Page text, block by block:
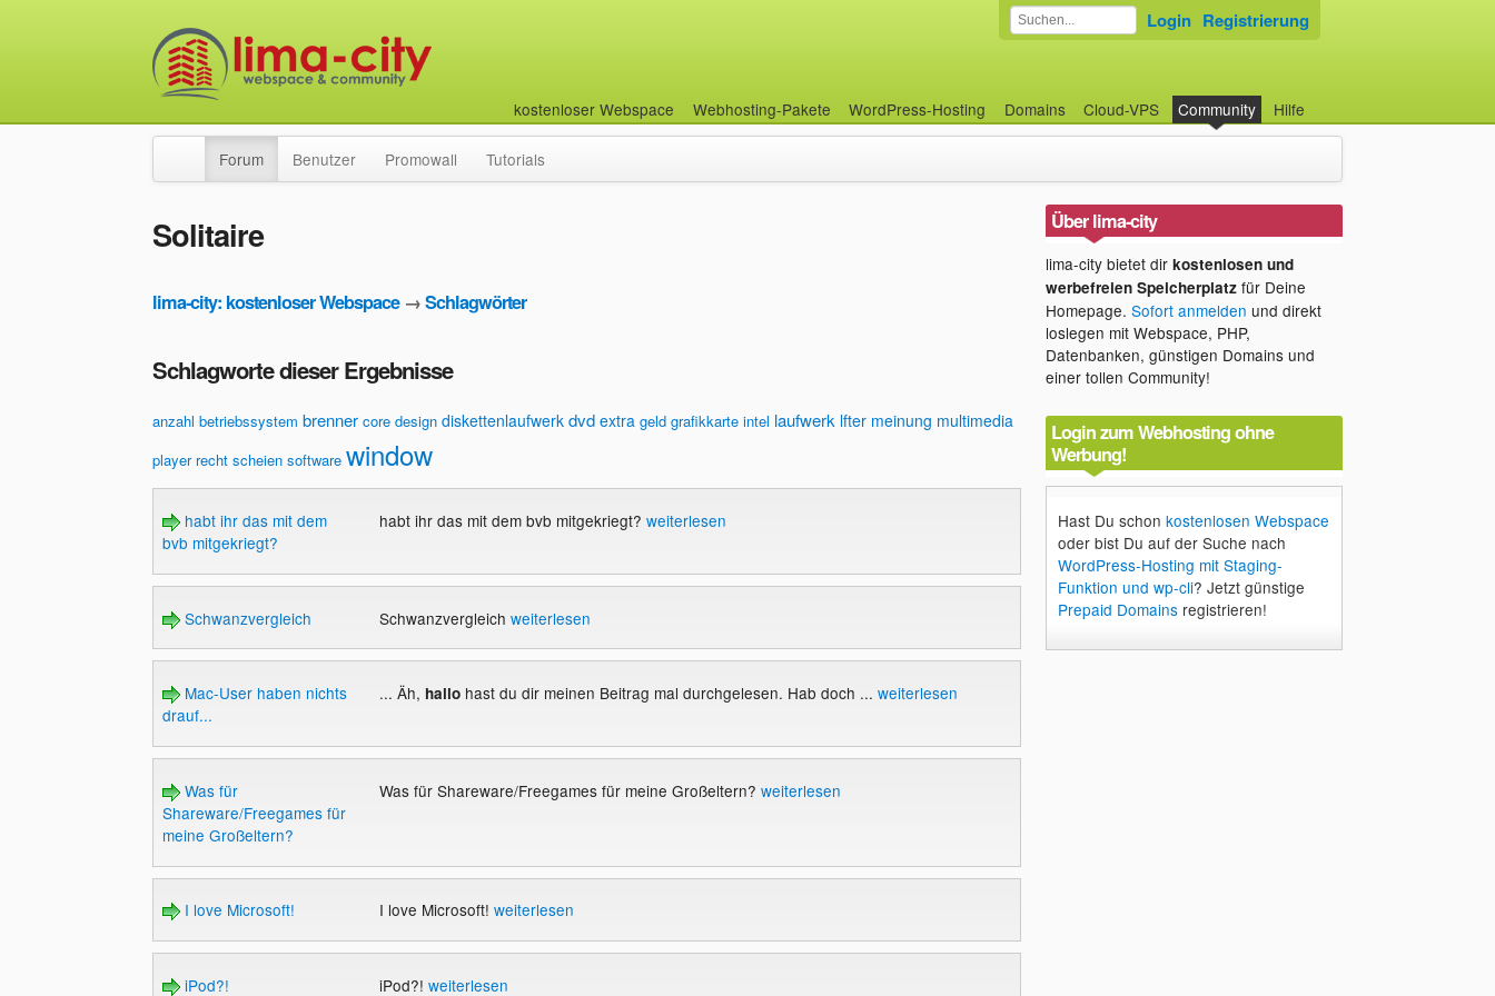
kostenloser Webspace Webhosting-Pakete WordPress-Hosting Domains Cloud-VPS Community Hilfe
Login Registrierung
Forum Benutzer Promowall Tutorials
Solitaire
lima-city: kostenloser Webspace→Schlagwörter
Schlagworte dieser Ergebnisse
anzahl betriebssystem brenner core design diskettenlaufwerk dvd extra geld grafikkarte intel laufwerk lfter meinung multimedia
player recht scheien software window
habt ihr das mit dem
bvb mitgekriegt?
habt ihr das mit dem bvb mitgekriegt? weiterlesen
Schwanzvergleich Schwanzvergleich weiterlesen
Mac-User haben nichts
drauf...
... Äh, hallohast du dir meinen Beitrag mal durchgelesen. Hab doch ... weiterlesen
Was für
Shareware/Freegames für
meine Großeltern?
Was für Shareware/Freegames für meine Großeltern? weiterlesen
I love Microsoft! I love Microsoft! weiterlesen
iPod?! iPod?! weiterlesen
Über lima-city
lima-city bietet dir kostenlosen und
werbefreien Speicherplatzfür Deine
Homepage. Sofort anmelden und direkt
loslegen mit Webspace, PHP,
Datenbanken, günstigen Domains und
einer tollen Community!
Login zum Webhosting ohne
Werbung!
Hast Du schon kostenlosen Webspace
oder bist Du auf der Suche nach
WordPress-Hosting mit Staging-
Funktion und wp-cli? Jetzt günstige
Prepaid Domainsregistrieren!